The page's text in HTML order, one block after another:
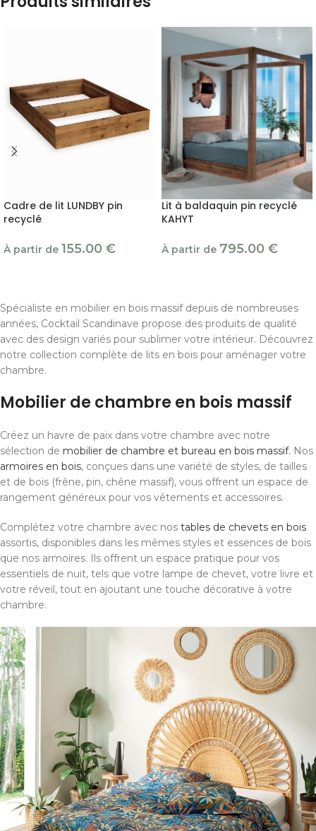
Cadre de lit LUNDBY pin
recyclé
À partir de 155.00 €
Lit à baldaquin pin recyclé
KAHYT
À partir de 795.00 €
Spécialiste en mobilier en bois massif depuis de nombreuses
années, Cocktail Scandinave propose des produits de qualité
avec des design variés pour sublimer votre intérieur. Découvrez
notre collection complète de lits en bois pour aménager votre
chambre.
Mobilier de chambre en bois massif
Créez un havre de paix dans votre chambre avec notre
sélection de mobilier de chambre et bureau en bois massif. Nos
armoires en bois, conçues dans une variété de styles, de tailles
et de bois (frêne, pin, chêne massif), vous offrent un espace de
rangement généreux pour vos vêtements et accessoires.
Complétez votre chambre avec nos tables de chevets en bois
assortis, disponibles dans les mêmes styles et essences de bois
que nos armoires. Ils offrent un espace pratique pour vos
essentiels de nuit, tels que votre lampe de chevet, votre livre et
votre réveil, tout en ajoutant une touche décorative à votre
chambre.